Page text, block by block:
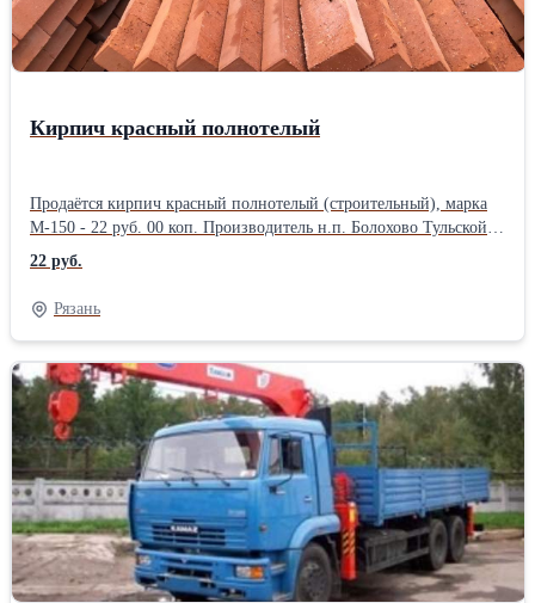
Кирпич красный полнотелый
Продаётся кирпич красный полнотелый (строительный), марка
М-150 - 22 руб. 00 коп. Производитель н.п. Болохово Тульской
обл.Вид кирпича: Керамические Размер кирпича: Одинарные
Тип кирпича: Полнотелые Марка кирпича: М-150
22 руб.
Рязань